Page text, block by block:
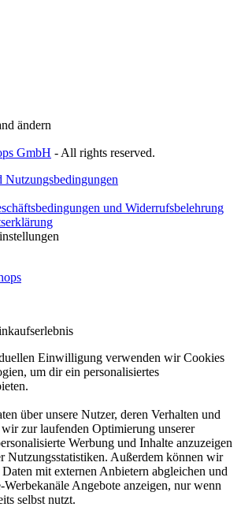
ändern
GmbH - All rights reserved.
Nutzungsbedingungen
und Widerrufsbelehrung
Einwilligung verwenden wir Cookies
um dir ein personalisiertes
über unsere Nutzer, deren Verhalten und
zur laufenden Optimierung unserer
Werbung und Inhalte anzuzeigen
Nutzungsstatistiken. Außerdem können wir
mit externen Anbietern abgleichen und
Angebote anzeigen, nur wenn
selbst nutzt.